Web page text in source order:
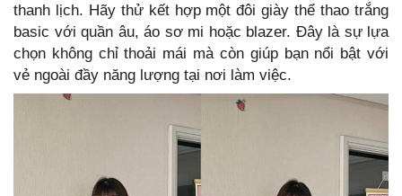
thanh lịch. Hãy thử kết hợp một đôi giày thể thao trắng
basic với quần âu, áo sơ mi hoặc blazer. Đây là sự lựa
chọn không chỉ thoải mái mà còn giúp bạn nổi bật với
vẻ ngoài đầy năng lượng tại nơi làm việc.